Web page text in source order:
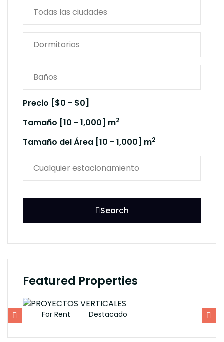
Precio [$0 - $0]
Tamaño [10 - 1,000] m2
Tamaño del Área [10 - 1,000] m2
Search
Featured Properties
For Rent Destacado